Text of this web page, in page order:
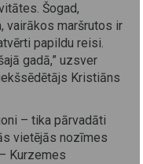
Šogad,
vairākos maršrutos ir
papildu reisi.
gadā,” uzsver
Kristiāns
– tika pārvadāti
vietējās nozīmes
Kurzemes